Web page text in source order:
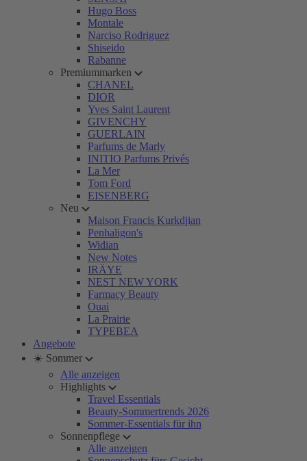
Hugo Boss
Montale
Narciso Rodriguez
Shiseido
Rabanne
Premiummarken
CHANEL
DIOR
Yves Saint Laurent
GIVENCHY
GUERLAIN
Parfums de Marly
INITIO Parfums Privés
La Mer
Tom Ford
EISENBERG
Neu
Maison Francis Kurkdjian
Penhaligon's
Widian
New Notes
IRÄYE
NEST NEW YORK
Farmacy Beauty
Ouai
La Prairie
TYPEBEA
Angebote
☀️ Sommer
Alle anzeigen
Highlights
Travel Essentials
Beauty-Sommertrends 2026
Sommer-Essentials für ihn
Sonnenpflege
Alle anzeigen